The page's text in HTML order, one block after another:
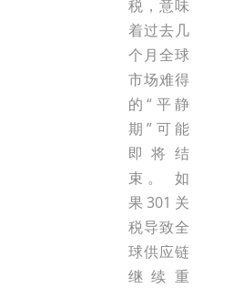
税，意味
着过去几
个月全球
市场难得
的“平静
期”可能
即将结
束。 如
果301关
税导致全
球供应链
继续重